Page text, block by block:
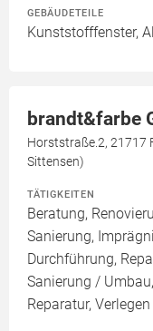
GEBÄUDETEILE
Kunststofffenster,
brandt&farbe
Horststraße.2, 21717
Sittensen)
TÄTIGKEITEN
Beratung,
Sanierung,
Durchführung,
Sanierung /
Reparatur, Verlegen